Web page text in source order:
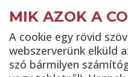
MIK AZOK A
A cookie egy rövid
webszerverünk elküld
szó bármilyen